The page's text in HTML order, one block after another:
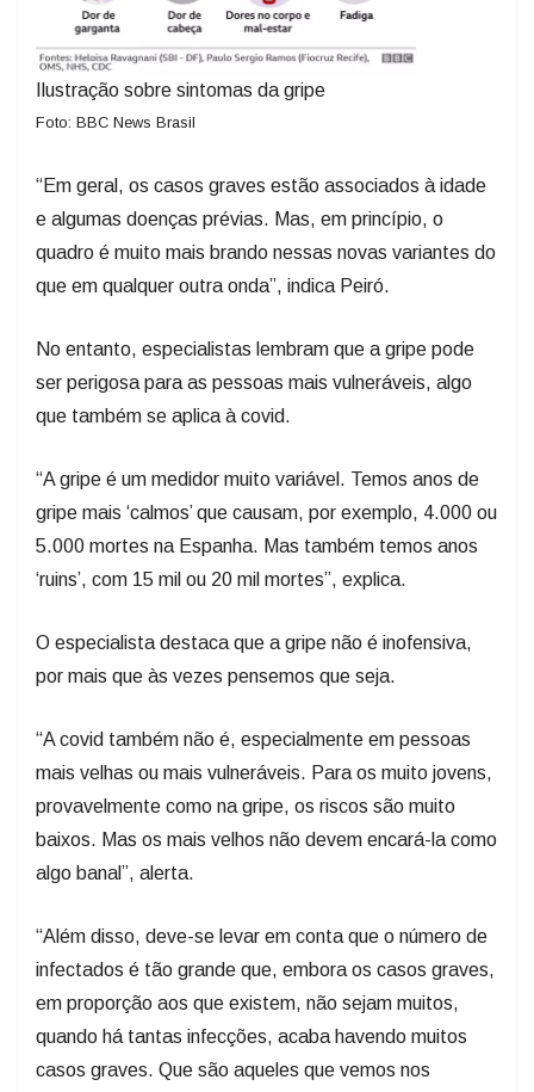
Ilustração sobre sintomas da gripe
Foto: BBC News Brasil
“Em geral, os casos graves estão associados à idade
e algumas doenças prévias. Mas, em princípio, o
quadro é muito mais brando nessas novas variantes do
que em qualquer outra onda”, indica Peiró.
No entanto, especialistas lembram que a gripe pode
ser perigosa para as pessoas mais vulneráveis, algo
que também se aplica à covid.
“A gripe é um medidor muito variável. Temos anos de
gripe mais ‘calmos’ que causam, por exemplo, 4.000 ou
5.000 mortes na Espanha. Mas também temos anos
‘ruins’, com 15 mil ou 20 mil mortes”, explica.
O especialista destaca que a gripe não é inofensiva,
por mais que às vezes pensemos que seja.
“A covid também não é, especialmente em pessoas
mais velhas ou mais vulneráveis. Para os muito jovens,
provavelmente como na gripe, os riscos são muito
baixos. Mas os mais velhos não devem encará-la como
algo banal”, alerta.
“Além disso, deve-se levar em conta que o número de
infectados é tão grande que, embora os casos graves,
em proporção aos que existem, não sejam muitos,
quando há tantas infecções, acaba havendo muitos
casos graves. Que são aqueles que vemos nos